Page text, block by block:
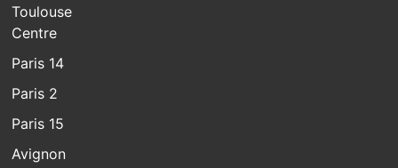
Toulouse
Centre
Paris 14
Paris 2
Paris 15
Avignon